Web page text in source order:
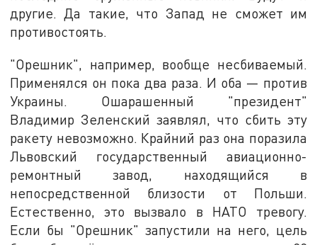
другие. Да такие, что Запад не сможет им
противостоять.
"Орешник", например, вообще несбиваемый.
Применялся он пока два раза. И оба — против
Украины. Ошарашенный "президент"
Владимир Зеленский заявлял, что сбить эту
ракету невозможно. Крайний раз она поразила
Львовский государственный авиационно-
ремонтный завод, находящийся в
непосредственной близости от Польши.
Естественно, это вызвало в НАТО тревогу.
Если бы "Орешник" запустили на него, цель